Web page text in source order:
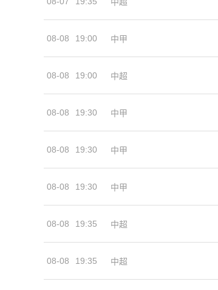
08-08 19:00 中甲
08-08 19:00 中超
08-08 19:30 中甲
08-08 19:30 中甲
08-08 19:30 中甲
08-08 19:35 中超
08-08 19:35 中超